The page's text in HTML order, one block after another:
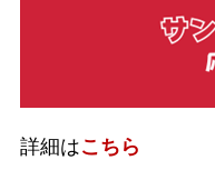
詳細はこちら